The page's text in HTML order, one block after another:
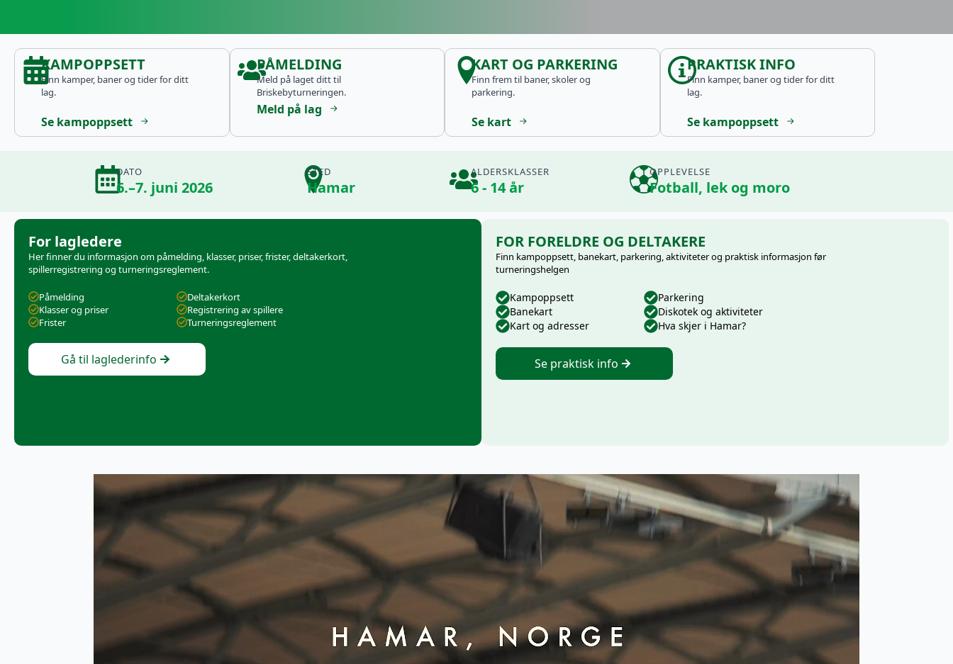
KAMPOPPSETT
Finn kamper, baner og tider for ditt
lag.
Se kampoppsett
PÅMELDING
Meld på laget ditt til
Briskebyturneringen.
Meld på lag
KART OG PARKERING
Finn frem til baner, skoler og
parkering.
Se kart
PRAKTISK INFO
Finn kamper, baner og tider for ditt
lag.
Se kampoppsett
DATO
6.–7. juni 2026
STED
Hamar
ALDERSKLASSER
6 - 14 år
OPPLEVELSE
Fotball, lek og moro
For lagledere
Her finner du informasjon om påmelding, klasser, priser, frister, deltakerkort,
spillerregistrering og turneringsreglement.
Påmelding
Klasser og priser
Frister
Deltakerkort
Registrering av spillere
Turneringsreglement
Gå til laglederinfo
FOR FORELDRE OG DELTAKERE
Finn kampoppsett, banekart, parkering, aktiviteter og praktisk informasjon før
turneringshelgen
Kampoppsett
Banekart
Kart og adresser
Parkering
Diskotek og aktiviteter
Hva skjer i Hamar?
Se praktisk info